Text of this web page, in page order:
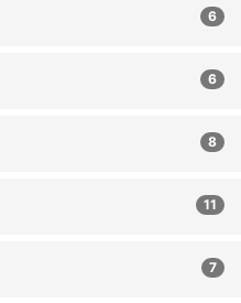
6
6
8
11
7